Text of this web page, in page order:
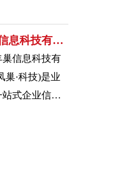
西安丰巢信息科技有限公司
巢信息科技有
巢·科技)是业
式企业信息
业知名度及